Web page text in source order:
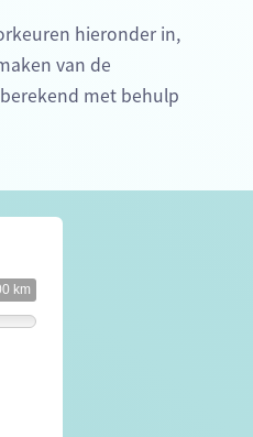
hieronder in,
van de
met behulp
km